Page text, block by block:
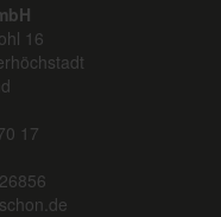
16
17